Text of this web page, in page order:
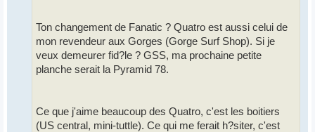
Ton changement de Fanatic ? Quatro est aussi celui de
mon revendeur aux Gorges (Gorge Surf Shop). Si je
veux demeurer fid?le ? GSS, ma prochaine petite
planche serait la Pyramid 78.
Ce que j'aime beaucoup des Quatro, c'est les boitiers
(US central, mini-tuttle). Ce qui me ferait h?siter, c'est